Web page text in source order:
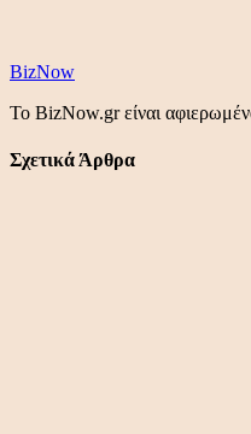
BizNow
Το BizNow.gr είναι
Σχετικά Άρθρα